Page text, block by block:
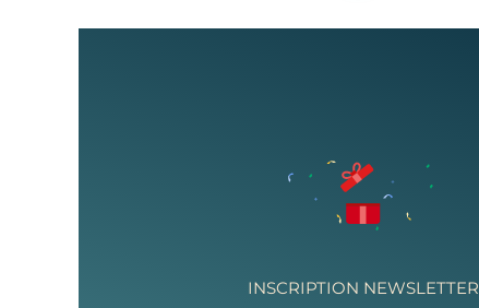
INSCRIPTION NEWSLETTER